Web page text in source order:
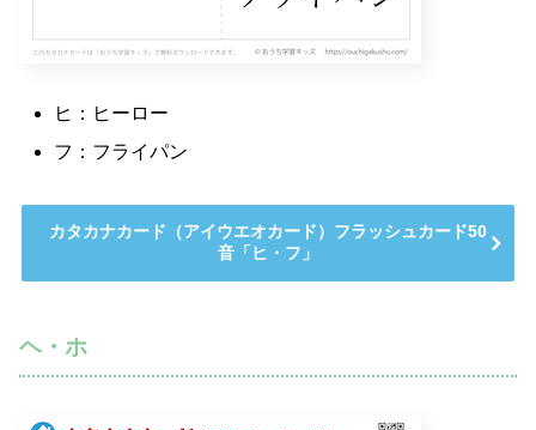
ヒ：ヒーロー
フ：フライパン
カタカナカード（アイウエオカード）フラッシュカード50
音「ヒ・フ」
ヘ・ホ